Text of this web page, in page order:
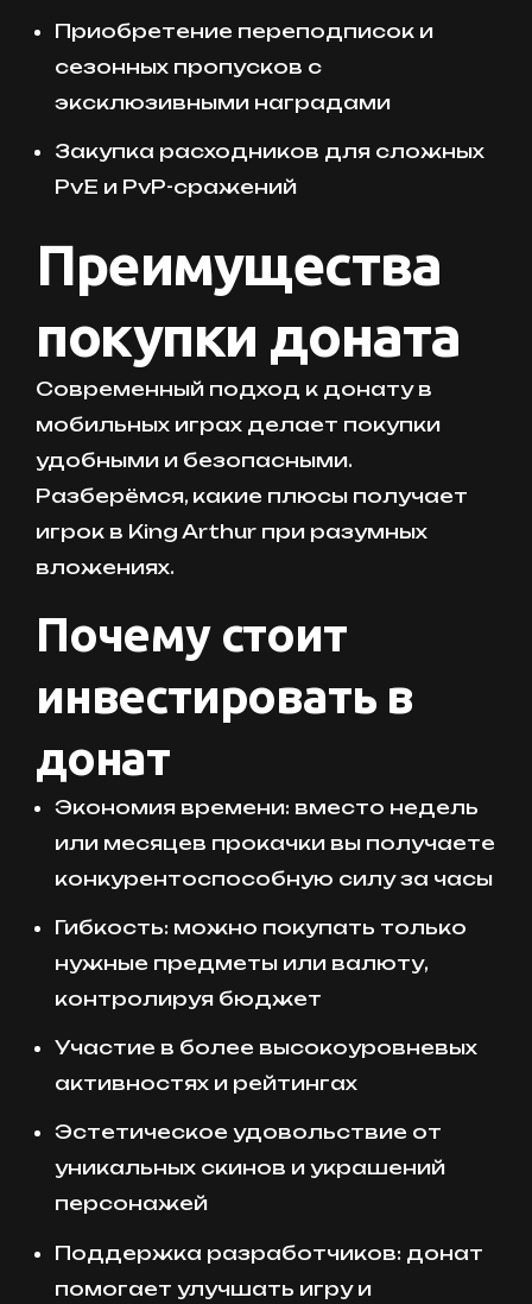
Приобретение переподписок и
сезонных пропусков с
эксклюзивными наградами
Закупка расходников для сложных
PvE и PvP-сражений
Преимущества
покупки доната
Современный подход к донату в
мобильных играх делает покупки
удобными и безопасными.
Разберёмся, какие плюсы получает
игрок в King Arthur при разумных
вложениях.
Почему стоит
инвестировать в
донат
Экономия времени: вместо недель
или месяцев прокачки вы получаете
конкурентоспособную силу за часы
Гибкость: можно покупать только
нужные предметы или валюту,
контролируя бюджет
Участие в более высокоуровневых
активностях и рейтингах
Эстетическое удовольствие от
уникальных скинов и украшений
персонажей
Поддержка разработчиков: донат
помогает улучшать игру и